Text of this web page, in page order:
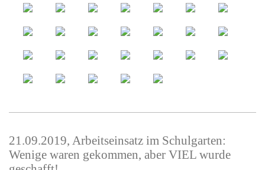
21.09.2019, Arbeitseinsatz im Schulgarten:
Wenige waren gekommen, aber VIEL wurde